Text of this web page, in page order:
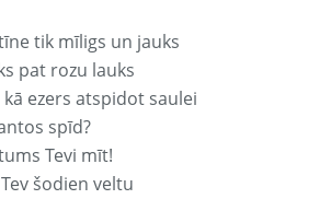
tik mīligs un jauks
pat rozu lauks
ezers atspidot saulei
spīd?
Tevi mīt!
šodien veltu